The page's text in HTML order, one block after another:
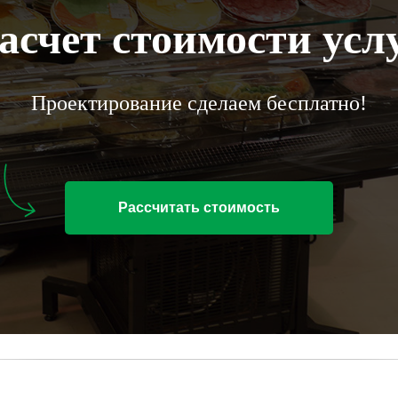
стоимости
Проектирование сделаем бесплатно!
Рассчитать стоимость